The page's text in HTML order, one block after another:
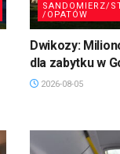
SANDOMIERZ/
/OPATÓW
Dwikozy:
dla zabytku w
2026-08-05